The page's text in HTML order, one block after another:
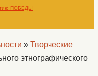
ПОБЕДЫ
» Творческие
этнографического